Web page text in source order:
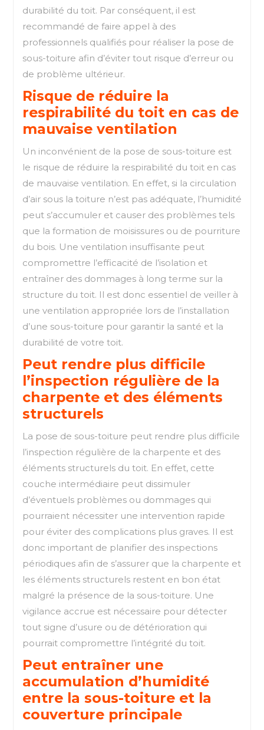
durabilité du toit. Par conséquent, il est
recommandé de faire appel à des
professionnels qualifiés pour réaliser la pose de
sous-toiture afin d’éviter tout risque d’erreur ou
de problème ultérieur.
Risque de réduire la
respirabilité du toit en cas de
mauvaise ventilation
Un inconvénient de la pose de sous-toiture est
le risque de réduire la respirabilité du toit en cas
de mauvaise ventilation. En effet, si la circulation
d’air sous la toiture n’est pas adéquate, l’humidité
peut s’accumuler et causer des problèmes tels
que la formation de moisissures ou de pourriture
du bois. Une ventilation insuffisante peut
compromettre l’efficacité de l’isolation et
entraîner des dommages à long terme sur la
structure du toit. Il est donc essentiel de veiller à
une ventilation appropriée lors de l’installation
d’une sous-toiture pour garantir la santé et la
durabilité de votre toit.
Peut rendre plus difficile
l’inspection régulière de la
charpente et des éléments
structurels
La pose de sous-toiture peut rendre plus difficile
l’inspection régulière de la charpente et des
éléments structurels du toit. En effet, cette
couche intermédiaire peut dissimuler
d’éventuels problèmes ou dommages qui
pourraient nécessiter une intervention rapide
pour éviter des complications plus graves. Il est
donc important de planifier des inspections
périodiques afin de s’assurer que la charpente et
les éléments structurels restent en bon état
malgré la présence de la sous-toiture. Une
vigilance accrue est nécessaire pour détecter
tout signe d’usure ou de détérioration qui
pourrait compromettre l’intégrité du toit.
Peut entraîner une
accumulation d’humidité
entre la sous-toiture et la
couverture principale